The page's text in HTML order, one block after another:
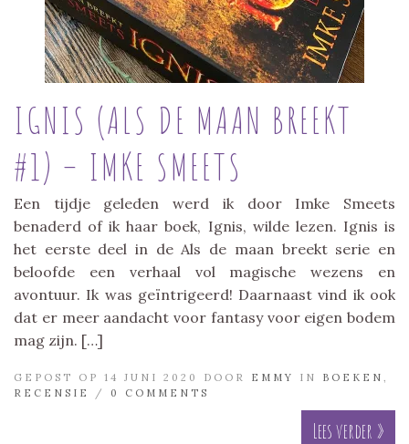
IGNIS (ALS DE MAAN BREEKT
#1) – IMKE SMEETS
Een tijdje geleden werd ik door Imke Smeets
benaderd of ik haar boek, Ignis, wilde lezen. Ignis is
het eerste deel in de Als de maan breekt serie en
beloofde een verhaal vol magische wezens en
avontuur. Ik was geïntrigeerd! Daarnaast vind ik ook
dat er meer aandacht voor fantasy voor eigen bodem
mag zijn. […]
GEPOST OP 14 JUNI 2020 DOOR EMMY IN BOEKEN
RECENSIE
/ 0 COMMENTS
Lees verder »